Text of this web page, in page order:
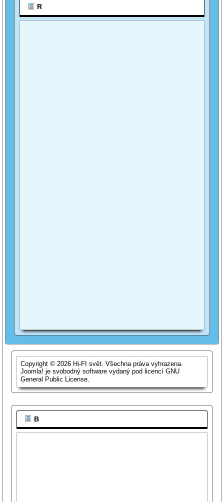
R
Copyright © 2026 Hi-FI svět. Všechna práva vyhrazena.
Joomla! je svobodný software vydaný pod licencíGNU
General Public License.
B